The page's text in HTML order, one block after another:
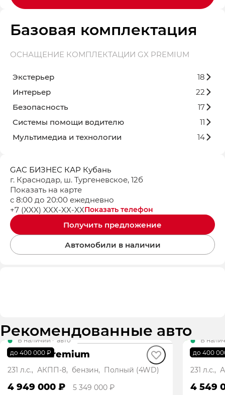
Базовая комплектация
ОСНАЩЕНИЕ КОМПЛЕКТАЦИИ GX PREMIUM
Экстерьер
18
Интерьер
22
Безопасность
17
Системы помощи водителю
11
Мультимедиа и технологии
14
GAC БИЗНЕС КАР Кубань
г. Краснодар, ш. Тургеневское, 12б
Показать на карте
с 8:00 до 20:00 ежедневно
Показать телефон
+7 (XXX) XXX-XX-XX
Получить предложение
Автомобили в наличии
Рекомендованные авто
до 400 000 ₽
В наличии · авто
GS8 GX Premium
231 л.с., АКПП-8, бензин, Полный (4WD)
4 949 000 ₽ 5 349 000 ₽
до 400
В
GS8 GT
231 л.с.,
4 549